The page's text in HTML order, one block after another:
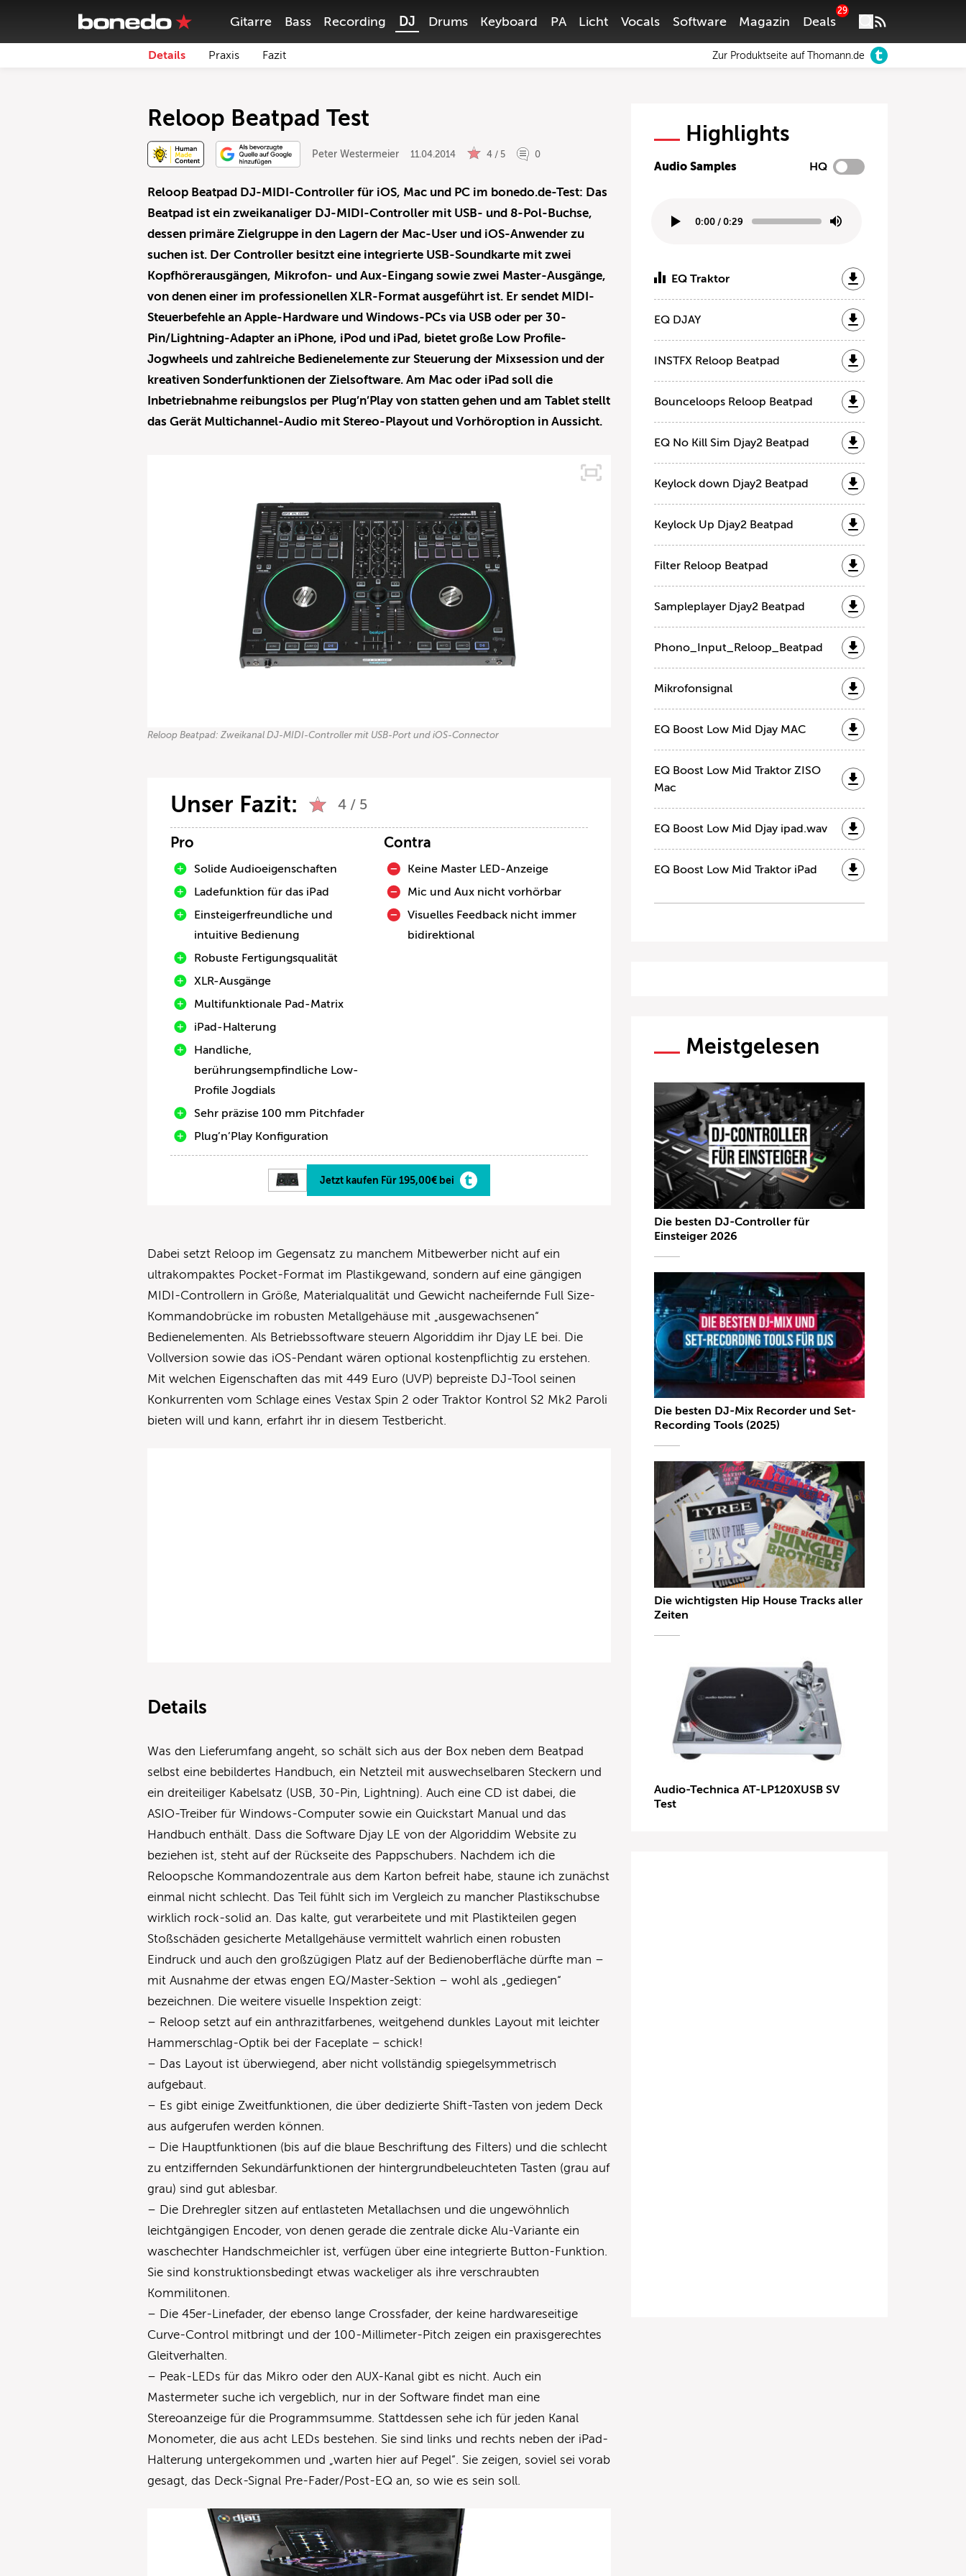
Gitarre Bass Recording DJ Drums Keyboard PA Licht Vocals Software Magazin Deals
29
Details Praxis Fazit Zur Produktseite auf Thomann.de
Reloop Beatpad Test
Peter Westermeier 11.04.2014 4 / 5 0
Reloop Beatpad DJ-MIDI-Controller für iOS, Mac und PC im bonedo.de-Test: Das
Beatpad ist ein zweikanaliger DJ-MIDI-Controller mit USB- und 8-Pol-Buchse,
dessen primäre Zielgruppe in den Lagern der Mac-User und iOS-Anwender zu
suchen ist. Der Controller besitzt eine integrierte USB-Soundkarte mit zwei
Kopfhörerausgängen, Mikrofon- und Aux-Eingang sowie zwei Master-Ausgänge,
von denen einer im professionellen XLR-Format ausgeführt ist. Er sendet MIDI-
Steuerbefehle an Apple-Hardware und Windows-PCs via USB oder per 30-
Pin/Lightning-Adapter an iPhone, iPod und iPad, bietet große Low Profile-
Jogwheels und zahlreiche Bedienelemente zur Steuerung der Mixsession und der
kreativen Sonderfunktionen der Zielsoftware. Am Mac oder iPad soll die
Inbetriebnahme reibungslos per Plug’n’Play von statten gehen und am Tablet stellt
das Gerät Multichannel-Audio mit Stereo-Playout und Vorhöroption in Aussicht.
Reloop Beatpad: Zweikanal DJ-MIDI-Controller mit USB-Port und iOS-Connector
Unser Fazit: 4 / 5
Pro
Solide Audioeigenschaften
Ladefunktion für das iPad
Einsteigerfreundliche und
intuitive Bedienung
Robuste Fertigungsqualität
XLR-Ausgänge
Multifunktionale Pad-Matrix
iPad-Halterung
Handliche,
berührungsempfindliche Low-
Profile Jogdials
Sehr präzise 100 mm Pitchfader
Plug’n’Play Konfiguration
Contra
Keine Master LED-Anzeige
Mic und Aux nicht vorhörbar
Visuelles Feedback nicht immer
bidirektional
Jetzt kaufen Für 195,00€ bei
Dabei setzt Reloop im Gegensatz zu manchem Mitbewerber nicht auf ein
ultrakompaktes Pocket-Format im Plastikgewand, sondern auf eine gängigen
MIDI-Controllern in Größe, Materialqualität und Gewicht nacheifernde Full Size-
Kommandobrücke im robusten Metallgehäuse mit „ausgewachsenen“
Bedienelementen. Als Betriebssoftware steuern Algoriddim ihr Djay LE bei. Die
Vollversion sowie das iOS-Pendant wären optional kostenpflichtig zu erstehen.
Mit welchen Eigenschaften das mit 449 Euro (UVP) bepreiste DJ-Tool seinen
Konkurrenten vom Schlage eines Vestax Spin 2 oder Traktor Kontrol S2 Mk2 Paroli
bieten will und kann, erfahrt ihr in diesem Testbericht.
Details
Was den Lieferumfang angeht, so schält sich aus der Box neben dem Beatpad
selbst eine bebildertes Handbuch, ein Netzteil mit auswechselbaren Steckern und
ein dreiteiliger Kabelsatz (USB, 30-Pin, Lightning). Auch eine CD ist dabei, die
ASIO-Treiber für Windows-Computer sowie ein Quickstart Manual und das
Handbuch enthält. Dass die Software Djay LE von der Algoriddim Website zu
beziehen ist, steht auf der Rückseite des Pappschubers. Nachdem ich die
Reloopsche Kommandozentrale aus dem Karton befreit habe, staune ich zunächst
einmal nicht schlecht. Das Teil fühlt sich im Vergleich zu mancher Plastikschubse
wirklich rock-solid an. Das kalte, gut verarbeitete und mit Plastikteilen gegen
Stoßschäden gesicherte Metallgehäuse vermittelt wahrlich einen robusten
Eindruck und auch den großzügigen Platz auf der Bedienoberfläche dürfte man –
mit Ausnahme der etwas engen EQ/Master-Sektion – wohl als „gediegen“
bezeichnen. Die weitere visuelle Inspektion zeigt:
– Reloop setzt auf ein anthrazitfarbenes, weitgehend dunkles Layout mit leichter
Hammerschlag-Optik bei der Faceplate – schick!
– Das Layout ist überwiegend, aber nicht vollständig spiegelsymmetrisch
aufgebaut.
– Es gibt einige Zweitfunktionen, die über dedizierte Shift-Tasten von jedem Deck
aus aufgerufen werden können.
– Die Hauptfunktionen (bis auf die blaue Beschriftung des Filters) und die schlecht
zu entziffernden Sekundärfunktionen der hintergrundbeleuchteten Tasten (grau auf
grau) sind gut ablesbar.
– Die Drehregler sitzen auf entlasteten Metallachsen und die ungewöhnlich
leichtgängigen Encoder, von denen gerade die zentrale dicke Alu-Variante ein
waschechter Handschmeichler ist, verfügen über eine integrierte Button-Funktion.
Sie sind konstruktionsbedingt etwas wackeliger als ihre verschraubten
Kommilitonen.
– Die 45er-Linefader, der ebenso lange Crossfader, der keine hardwareseitige
Curve-Control mitbringt und der 100-Millimeter-Pitch zeigen ein praxisgerechtes
Gleitverhalten.
– Peak-LEDs für das Mikro oder den AUX-Kanal gibt es nicht. Auch ein
Mastermeter suche ich vergeblich, nur in der Software findet man eine
Stereoanzeige für die Programmsumme. Stattdessen sehe ich für jeden Kanal
Monometer, die aus acht LEDs bestehen. Sie sind links und rechts neben der iPad-
Halterung untergekommen und „warten hier auf Pegel“. Sie zeigen, soviel sei vorab
gesagt, das Deck-Signal Pre-Fader/Post-EQ an, so wie es sein soll.
Highlights
Audio Samples HQ
0:00 / 0:29
EQ Traktor
EQ DJAY
INSTFX Reloop Beatpad
Bounceloops Reloop Beatpad
EQ No Kill Sim Djay2 Beatpad
Keylock down Djay2 Beatpad
Keylock Up Djay2 Beatpad
Filter Reloop Beatpad
Sampleplayer Djay2 Beatpad
Phono_Input_Reloop_Beatpad
Mikrofonsignal
EQ Boost Low Mid Djay MAC
EQ Boost Low Mid Traktor ZISO
Mac
EQ Boost Low Mid Djay ipad.wav
EQ Boost Low Mid Traktor iPad
Meistgelesen
Die besten DJ-Controller für
Einsteiger 2026
Die besten DJ-Mix Recorder und Set-
Recording Tools (2025)
Die wichtigsten Hip House Tracks aller
Zeiten
Audio-Technica AT-LP120XUSB SV
Test